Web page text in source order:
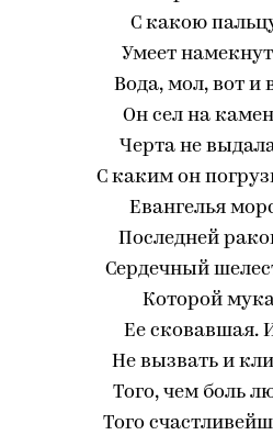
С какою
Умеет
Вода, мол, вот и
Он сел на
Черта не
С каким он
Евангелья
Последней
Сердечный
Которой
Ее сковавшая.
Не вызвать и
Того, чем боль
Того